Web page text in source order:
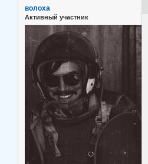
волоха
Активный участник